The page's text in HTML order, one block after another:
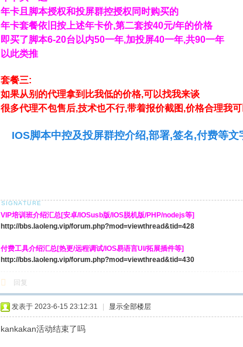
年卡且脚本授权和投屏群控授权同时购买的
年卡套餐依旧按上述年卡价,第二套按40元/年的价格
即买了脚本6-20台以内50一年,加投屏40一年,共90一年
以此类推
套餐三:
如果从别的代理拿到比我低的价格,可以找我来谈
很多代理不包售后,技术也不行,带着报价截图,价格合理我
IOS脚本中控及投屏群控介绍,部署,签名,付费等
VIP培训班介绍汇总[安卓/IOSusb版/IOS脱机版/PHP/nodejs等]
http://bbs.laoleng.vip/forum.php?mod=viewthread&tid=428
付费工具介绍汇总[热更/远程调试/IOS易语言UI/拓展插件等]
http://bbs.laoleng.vip/forum.php?mod=viewthread&tid=430
回复
发表于 2023-6-15 23:12:31 显示全部楼层
kankakan活动结束了吗